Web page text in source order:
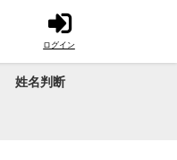
ログイン
姓名判断